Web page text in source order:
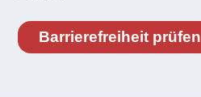
Barrierefreiheit prüfen